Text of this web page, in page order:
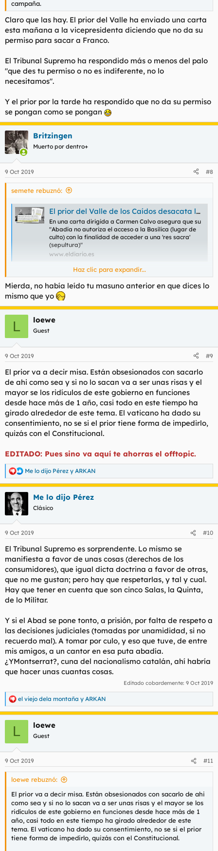
campaña.
Claro que las hay. El prior del Valle ha enviado una carta
esta mañana a la vicepresidenta diciendo que no da su
permiso para sacar a Franco.
El Tribunal Supremo ha respondido más o menos del palo
"que des tu permiso o no es indiferente, no lo
necesitamos".
Y el prior por la tarde ha respondido que no da su permiso
se pongan como se pongan
Britzingen
Muerto por dentro+
9 Oct 2019 #8
semete rebuznó:
El prior del Valle de los Caídos desacata la sentencia del Supremo y no autoriza la exhumación de Franco
En una carta dirigida a Carmen Calvo asegura que su
"Abadía no autoriza el acceso a la Basílica (lugar de
culto) con la finalidad de acceder a una 'res sacra'
(sepultura)"
www.eldiario.es
Por lo pronto el prior del Valle ya ha dicho que nanai
Por otro lado me recuerda a alguien, no se si a un hibrido de
Dragui y Florentino
Haz clic para expandir...
Mierda, no había leído tu masuno anterior en que dices lo
mismo que yo
L loewe
Guest
9 Oct 2019 #9
El prior va a decir misa. Están obsesionados con sacarlo
de ahi como sea y si no lo sacan va a ser unas risas y el
mayor se los ridículos de este gobierno en funciones
desde hace más de 1 año, casi todo en este tiempo ha
girado alrededor de este tema. El vaticano ha dado su
consentimiento, no se si el prior tiene forma de impedirlo,
quizás con el Constitucional.
EDITADO: Pues sino va aquí te ahorras el offtopic.
R
e
a
c
c
e
:
Me lo dijo Pérez y ARKAN
Me lo dijo Pérez
Clásico
9 Oct 2019 #10
El Tribunal Supremo es sorprendente. Lo mismo se
manifiesta a favor de unas cosas (derechos de los
consumidores), que igual dicta doctrina a favor de otras,
que no me gustan; pero hay que respetarlas, y tal y cual.
Hay que tener en cuenta que son cinco Salas, la Quinta,
de lo Militar.
Y si el Abad se pone tonto, a prisión, por falta de respeto a
las decisiones judiciales (tomadas por unamididad, si no
recuerdo mal). A tomar por culo, y eso que tuve, de entre
mis amigos, a un cantor en esa puta abadía.
¿YMontserrat?, cuna del nacionalismo catalán, ahí habría
que hacer unas cuantas cosas.
Editado cobardemente: 9 Oct 2019
R
e
a
e
s
el viejo dela montaña y ARKAN
L loewe
Guest
9 Oct 2019 #11
loewe rebuznó:
El prior va a decir misa. Están obsesionados con sacarlo de ahi
como sea y si no lo sacan va a ser unas risas y el mayor se los
ridículos de este gobierno en funciones desde hace más de 1
año, casi todo en este tiempo ha girado alrededor de este
tema. El vaticano ha dado su consentimiento, no se si el prior
tiene forma de impedirlo, quizás con el Constitucional.